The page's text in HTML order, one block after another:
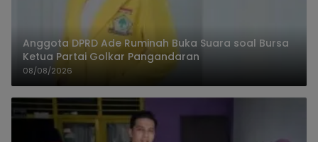
Anggota DPRD Ade Ruminah Buka Suara soal Bursa
Ketua Partai Golkar Pangandaran
08/08/2026